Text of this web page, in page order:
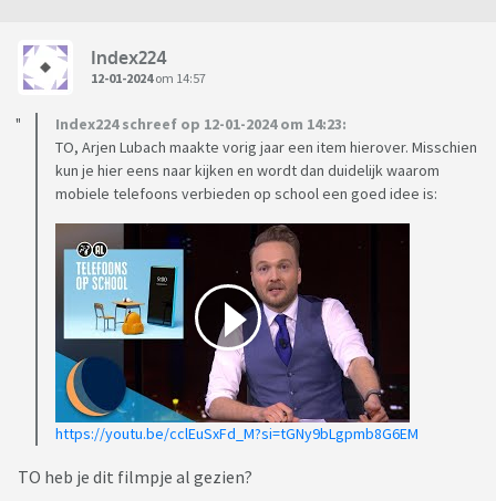
Index224
12-01-2024om 14:57
Index224 schreef op 12-01-2024 om 14:23:
TO, Arjen Lubach maakte vorig jaar een item hierover. Misschien
kun je hier eens naar kijken en wordt dan duidelijk waarom
mobiele telefoons verbieden op school een goed idee is:
https://youtu.be/cclEuSxFd_M?si=tGNy9bLgpmb8G6EM
TO heb je dit filmpje al gezien?